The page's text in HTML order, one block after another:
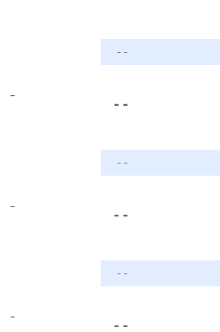
- -
-
- -
- -
-
- -
- -
-
- -